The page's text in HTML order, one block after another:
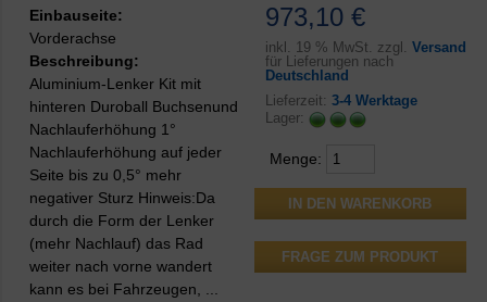
973,10 €
inkl. 19 % MwSt. zzgl. Versand
für Lieferungen nach
Deutschland
Lieferzeit: 3-4 Werktage
Lager:
Menge:
FRAGE ZUM PRODUKT
Einbauseite:
Vorderachse
Beschreibung:
Aluminium-Lenker Kit mit
hinteren Duroball Buchsenund
Nachlauferhöhung 1°
Nachlauferhöhung auf jeder
Seite bis zu 0,5° mehr
negativer Sturz Hinweis:Da
durch die Form der Lenker
(mehr Nachlauf) das Rad
weiter nach vorne wandert
kann es bei Fahrzeugen, ...